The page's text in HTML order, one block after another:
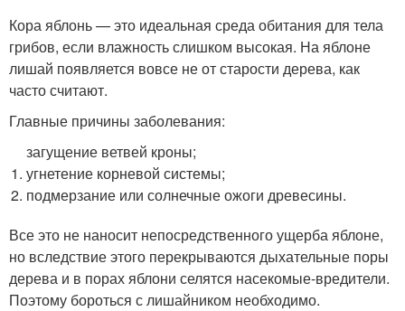
Кора яблонь — это идеальная среда обитания для тела
грибов, если влажность слишком высокая. На яблоне
лишай появляется вовсе не от старости дерева, как
часто считают.
Главные причины заболевания:
загущение ветвей кроны;
угнетение корневой системы;
подмерзание или солнечные ожоги древесины.
Все это не наносит непосредственного ущерба яблоне,
но вследствие этого перекрываются дыхательные поры
дерева и в порах яблони селятся насекомые-вредители.
Поэтому бороться с лишайником необходимо.